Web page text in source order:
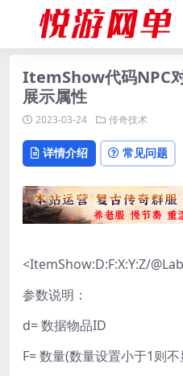
ItemShow代码NPC
展示属性
2023-03-24 传奇技术
详情介绍 常见问题
<ItemShow:D:F:X:Y:Z/
参数说明：
d= 数据物品ID
F= 数量(数量设置小于1则不